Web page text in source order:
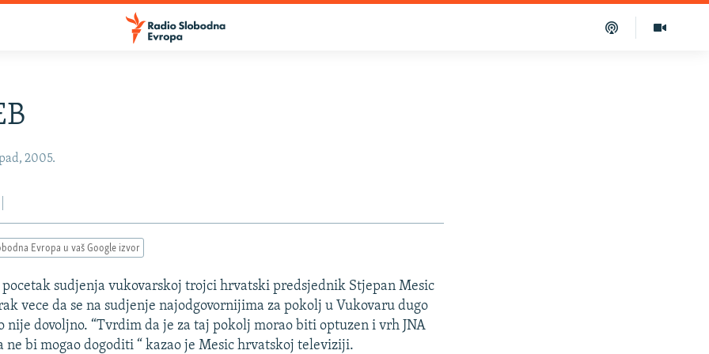
2005.
Evropa u vaš Google izvor
sudjenja vukovarskoj trojci hrvatski predsjednik Stjepan Mesic
vece da se na sudjenje najodgovornijima za pokolj u Vukovaru dugo
nije dovoljno. “Tvrdim da je za taj pokolj morao biti optuzen i vrh JNA
ne bi mogao dogoditi “ kazao je Mesic hrvatskoj televiziji.